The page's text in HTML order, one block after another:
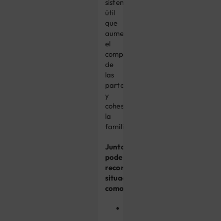
sistema
útil
que
aumenta
el
compromiso
de
las
partes
y
cohesiona
la
familia.
Juntos,
podemos
reconducir
situaciones
como: